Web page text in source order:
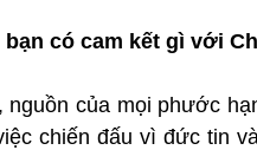
bạn có cam kết gì với
nguồn của mọi phước
chiến đấu vì đức tin